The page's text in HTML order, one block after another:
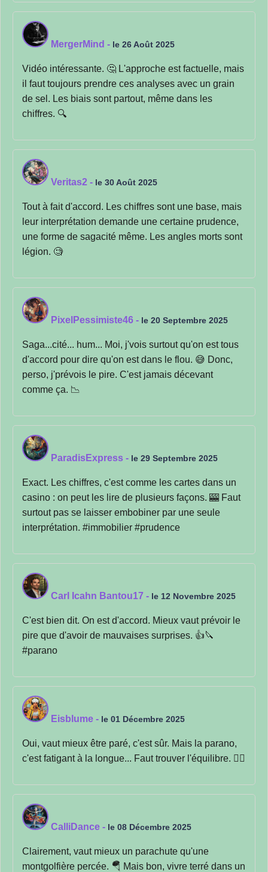
MergerMind - le 26 Août 2025
Vidéo intéressante. 🤔 L'approche est factuelle, mais
il faut toujours prendre ces analyses avec un grain
de sel. Les biais sont partout, même dans les
chiffres. 🔍
Veritas2 - le 30 Août 2025
Tout à fait d'accord. Les chiffres sont une base, mais
leur interprétation demande une certaine prudence,
une forme de sagacité même. Les angles morts sont
légion. 🧐
PixelPessimiste46 - le 20 Septembre 2025
Saga...cité... hum... Moi, j'vois surtout qu'on est tous
d'accord pour dire qu'on est dans le flou. 😅 Donc,
perso, j'prévois le pire. C'est jamais décevant
comme ça. 📉
ParadisExpress - le 29 Septembre 2025
Exact. Les chiffres, c'est comme les cartes dans un
casino : on peut les lire de plusieurs façons. 🎰 Faut
surtout pas se laisser embobiner par une seule
interprétation. #immobilier #prudence
Carl Icahn Bantou17 - le 12 Novembre 2025
C'est bien dit. On est d'accord. Mieux vaut prévoir le
pire que d'avoir de mauvaises surprises. 👍🔪
#parano
Eisblume - le 01 Décembre 2025
Oui, vaut mieux être paré, c'est sûr. Mais la parano,
c'est fatigant à la longue... Faut trouver l'équilibre. 🤷‍♂️
CalliDance - le 08 Décembre 2025
Clairement, vaut mieux un parachute qu'une
montgolfière percée. 🪂 Mais bon, vivre terré dans un